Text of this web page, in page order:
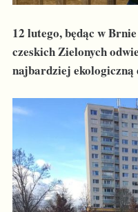
12 lutego, będąc w
czeskich Zielonych
najbardziej ekologiczną